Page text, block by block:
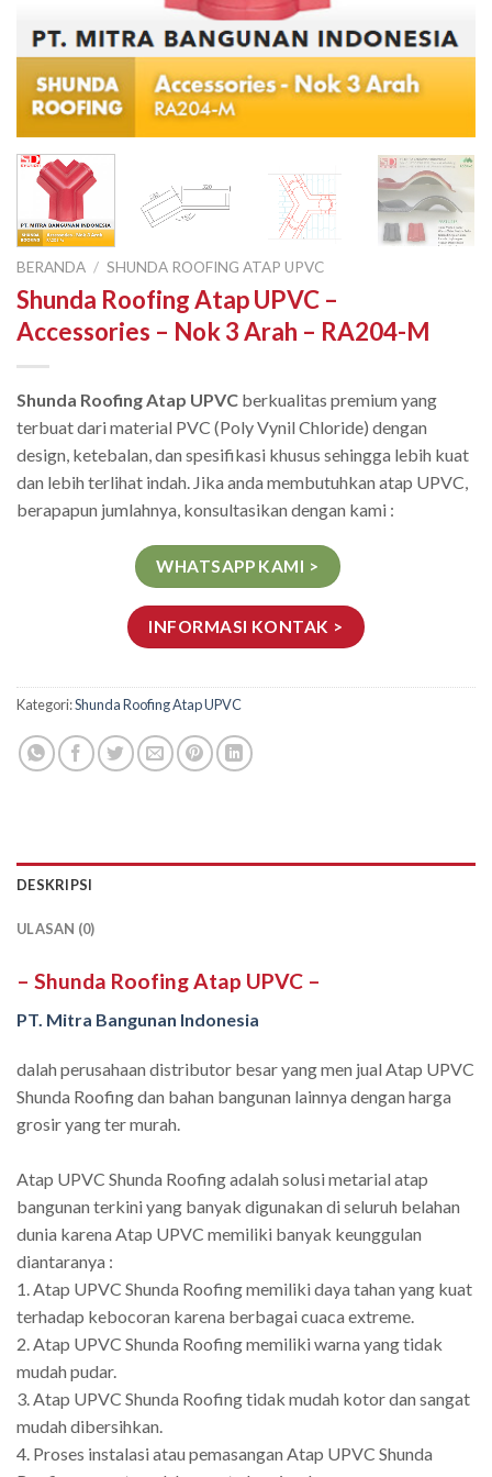
BERANDA / SHUNDA ROOFING ATAP UPVC
Shunda Roofing Atap UPVC –
Accessories – Nok 3 Arah – RA204-M
Shunda Roofing Atap UPVC berkualitas premium yang
terbuat dari material PVC (Poly Vynil Chloride) dengan
design, ketebalan, dan spesifikasi khusus sehingga lebih kuat
dan lebih terlihat indah. Jika anda membutuhkan atap UPVC,
berapapun jumlahnya, konsultasikan dengan kami :
WHATSAPP KAMI >
INFORMASI KONTAK >
Kategori:Shunda Roofing Atap UPVC
DESKRIPSI
ULASAN (0)
– Shunda Roofing Atap UPVC –
PT. Mitra Bangunan Indonesia
dalah perusahaan distributor besar yang men jual Atap UPVC
Shunda Roofing dan bahan bangunan lainnya dengan harga
grosir yang ter murah.
Atap UPVC Shunda Roofing adalah solusi metarial atap
bangunan terkini yang banyak digunakan di seluruh belahan
dunia karena Atap UPVC memiliki banyak keunggulan
diantaranya :
1. Atap UPVC Shunda Roofing memiliki daya tahan yang kuat
terhadap kebocoran karena berbagai cuaca extreme.
2. Atap UPVC Shunda Roofing memiliki warna yang tidak
mudah pudar.
3. Atap UPVC Shunda Roofing tidak mudah kotor dan sangat
mudah dibersihkan.
4. Proses instalasi atau pemasangan Atap UPVC Shunda